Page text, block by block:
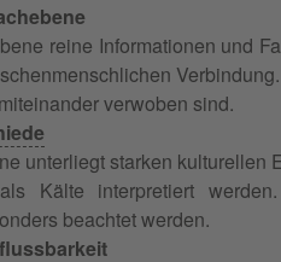
reine Informationen und
verwoben sind.
unterliegt starken kulturellen
Kälte interpretiert
beachtet werden.